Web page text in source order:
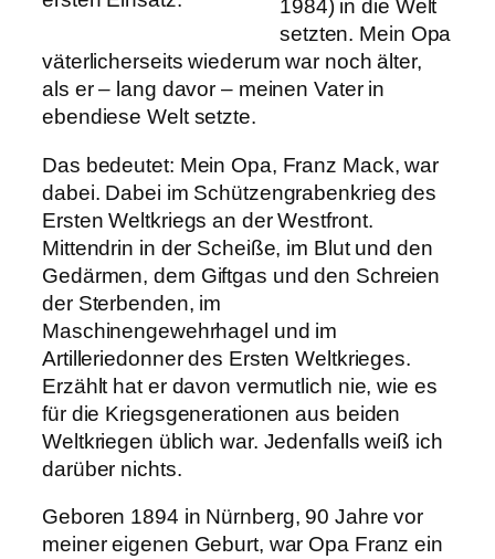
1984) in die Welt
setzten. Mein Opa
väterlicherseits wiederum war noch älter,
als er – lang davor – meinen Vater in
ebendiese Welt setzte.
Das bedeutet: Mein Opa, Franz Mack, war
dabei. Dabei im Schützengrabenkrieg des
Ersten Weltkriegs an der Westfront.
Mittendrin in der Scheiße, im Blut und den
Gedärmen, dem Giftgas und den Schreien
der Sterbenden, im
Maschinengewehrhagel und im
Artilleriedonner des Ersten Weltkrieges.
Erzählt hat er davon vermutlich nie, wie es
für die Kriegsgenerationen aus beiden
Weltkriegen üblich war. Jedenfalls weiß ich
darüber nichts.
Geboren 1894 in Nürnberg, 90 Jahre vor
meiner eigenen Geburt, war Opa Franz ein